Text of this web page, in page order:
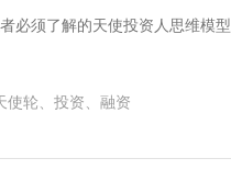
必须了解的天使投资人思维模型
使轮、 投资、 融资